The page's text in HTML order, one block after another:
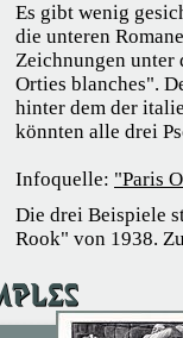
Es gibt wenig
die unteren
Zeichnungen unter
Orties blanches".
hinter dem der
könnten alle drei
Infoquelle: "Paris
Die drei Beispiele
Rook" von 1938.